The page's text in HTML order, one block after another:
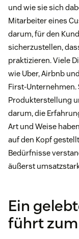
und wie sie sich
Mitarbeiter eines
darum, für den
sicherzustellen,
praktizieren. Viele
wie Uber, Airbnb
First-Unternehmen.
Produkterstellung
darum, die
Art und Weise
auf den Kopf
Bedürfnisse
äußerst
Ein
führt